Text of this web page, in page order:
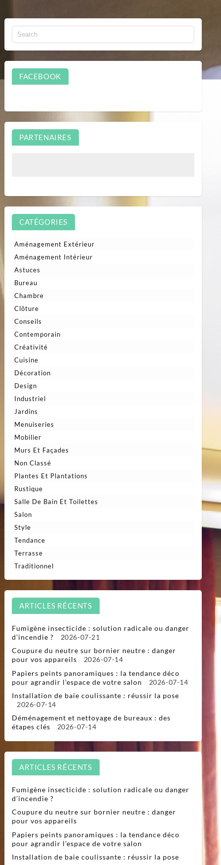
FACEBOOK
PARTENAIRES
CATÉGORIES
Aménagement Extérieur
Aménagement Intérieur
Astuces
Bureau
Chambre
Clôture
Conseils
Contemporain
Créativité
Cuisine
Décoration
Design
Industriel
Jardins
Menuiseries
Mobilier
Murs Et Façades
Non Classé
Plantes Et Plantations
Rustique
Salle De Bain Et Toilettes
Salon
Style
Tendance
Terrasse
Traditionnel
ARTICLES RÉCENTS
Fumigène insecticide : solution radicale ou danger
d’incendie ?
2026-07-21
Coupure du neutre sur bornier neutre : danger
pour vos appareils
2026-07-14
Papiers peints panoramiques : la tendance déco
pour agrandir l’espace de votre salon
2026-07-14
Installation de baie coulissante : réussir la pose
2026-07-14
Déménagement et nettoyage de bureaux : des
étapes clés
2026-07-14
ARTICLES RÉCENTS
Fumigène insecticide : solution radicale ou danger
d’incendie ?
Coupure du neutre sur bornier neutre : danger
pour vos appareils
Papiers peints panoramiques : la tendance déco
pour agrandir l’espace de votre salon
Installation de baie coulissante : réussir la pose